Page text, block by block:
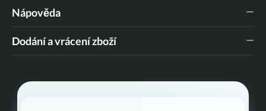
Nápověda
Dodání a vrácení zboží